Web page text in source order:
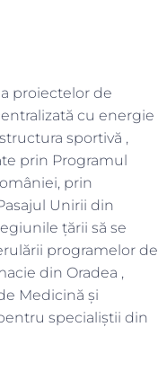
proiectelor de
cu energie
sportivă ,
prin Programul
prin
Unirii din
țării să se
programelor de
din Oradea ,
Medicină și
specialiștii din